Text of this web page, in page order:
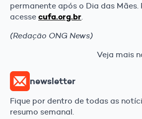
permanente após o Dia das Mães.
acesse cufa.org.br.
(Redação ONG News)
Veja mais
newsletter
Fique por dentro de todas as
resumo semanal.